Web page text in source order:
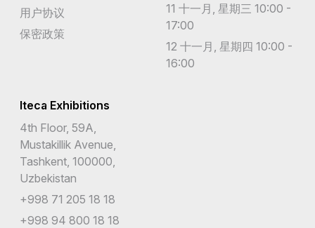
用户协议
保密政策
11 十一月, 星期三 10:00 -
17:00
12 十一月, 星期四 10:00 -
16:00
Iteca Exhibitions
4th Floor, 59A,
Mustakillik Avenue,
Tashkent, 100000,
Uzbekistan
+998 71 205 18 18
+998 94 800 18 18